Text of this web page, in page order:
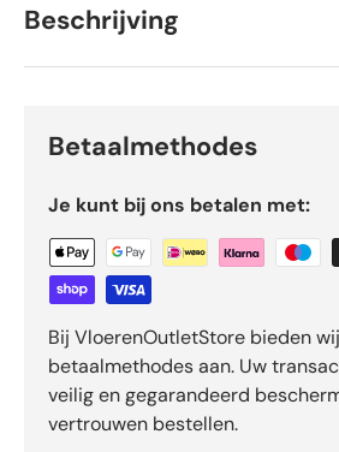
Beschrijving
Betaalmethodes
Je kunt bij ons betalen met:
Bij VloerenOutletStore bieden
betaalmethodes aan. Uw
veilig en gegarandeerd
vertrouwen bestellen.